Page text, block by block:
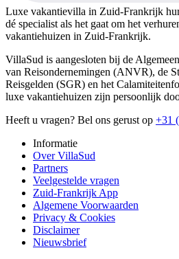
Luxe vakantievilla in Zuid-Frankrijk
dé specialist als het gaat om het
vakantiehuizen in Zuid-Frankrijk.
VillaSud is aangesloten bij de
van Reisondernemingen (ANVR), de
Reisgelden (SGR) en het
luxe vakantiehuizen zijn persoonlijk
Heeft u vragen? Bel ons gerust op +31
Informatie
Over VillaSud
Partners
Veelgestelde vragen
Zuid-Frankrijk App
Algemene Voorwaarden
Privacy & Cookies
Disclaimer
Nieuwsbrief